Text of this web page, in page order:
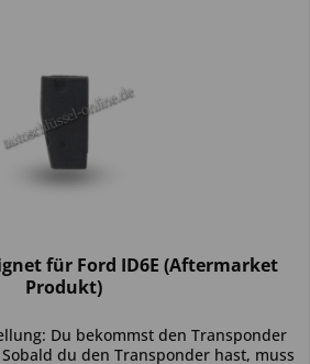
für Ford ID6E (Aftermarket
Produkt)
Du bekommst den Transponder
du den Transponder hast, muss